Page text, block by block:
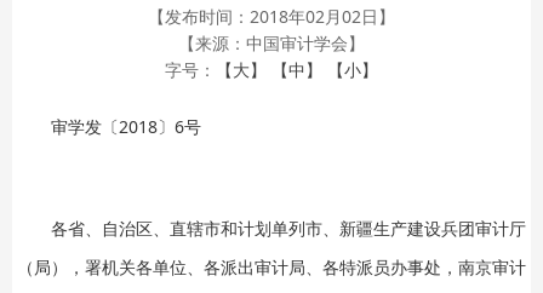
【发布时间：2018年02月02日】
【来源：中国审计学会】
字号：
【大】 【中】 【小】
审学发〔2018〕6号
各省、自治区、直辖市和计划单列市、新疆生产建设兵团审计厅
（局），署机关各单位、各派出审计局、各特派员办事处，南京审计